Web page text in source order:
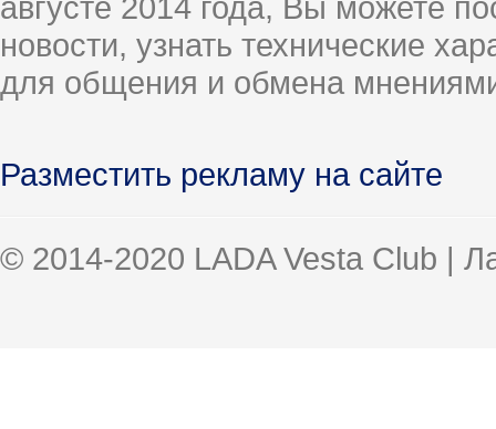
новости, узнать технические
для общения и обмена
Разместить рекламу на сайте
© 2014-2020 LADA Vesta Club |